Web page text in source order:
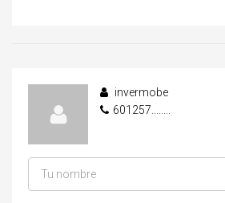
invermobe
601257........